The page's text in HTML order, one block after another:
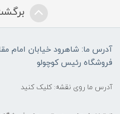
آدرس ما: شاهرود خیابان امام
فروشگاه رئیس کوچولو
آدرس ما روی نقشه: کلیک کنید